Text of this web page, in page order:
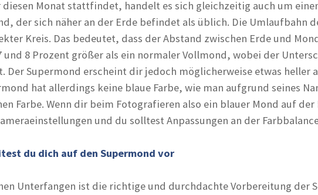
Monat stattfindet, handelt es sich gleichzeitig auch um
der sich näher an der Erde befindet als üblich. Die Umlaufbahn
Kreis. Das bedeutet, dass der Abstand zwischen Erde und
und 8 Prozent größer als ein normaler Vollmond, wobei der
Der Supermond erscheint dir jedoch möglicherweise etwas heller
hat allerdings keine blaue Farbe, wie man aufgrund seines
Farbe. Wenn dir beim Fotografieren also ein blauer Mond auf
und du solltest Anpassungen an der
du dich auf den Supermond vor
Unterfangen ist die richtige und durchdachte Vorbereitung der